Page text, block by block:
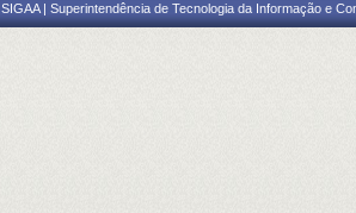
SIGAA | Superintendência de Tecnologia da Informação e